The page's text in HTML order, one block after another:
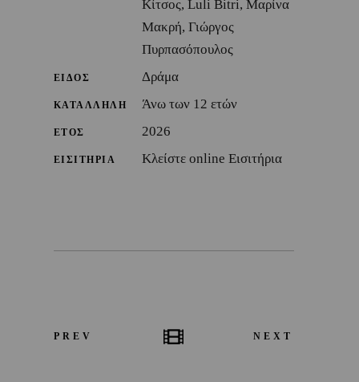
Κίτσος, Luli Bitri, Μαρίνα
Μακρή, Γιώργος
Πυρπασόπουλος
ΕΙΔΟΣ Δράμα
ΚΑΤΑΛΛΗΛΗ Άνω των 12 ετών
ΕΤΟΣ 2026
ΕΙΣΙΤΗΡΙΑ Κλείστε online Εισιτήρια
PREV NEXT